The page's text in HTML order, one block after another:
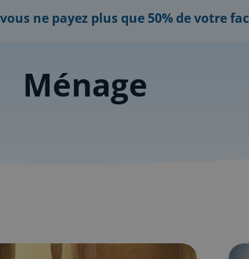
vous ne payez plus que 50% de votre
Ménage